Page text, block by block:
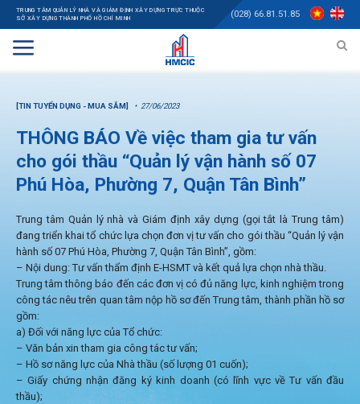
TRUNG TÂM QUẢN LÝ NHÀ VÀ GIÁM ĐỊNH XÂY DỰNG TRỰC THUỘC
SỞ XÂY DỰNG THÀNH PHỐ HỒ CHÍ MINH
(028) 66.81.51.85
[TIN TUYỂN DỤNG - MUA SẮM] 27/06/2023
THÔNG BÁO Về việc tham gia tư vấn
cho gói thầu “Quản lý vận hành số 07
Phú Hòa, Phường 7, Quận Tân Bình”
Trung tâm Quản lý nhà và Giám định xây dựng (gọi tắt là Trung tâm)
đang triển khai tổ chức lựa chọn đơn vị tư vấn cho gói thầu “Quản lý vận
hành số 07 Phú Hòa, Phường 7, Quận Tân Bình”, gồm:
– Nội dung: Tư vấn thẩm định E-HSMT và kết quả lựa chọn nhà thầu.
Trung tâm thông báo đến các đơn vị có đủ năng lực, kinh nghiệm trong
công tác nêu trên quan tâm nộp hồ sơ đến Trung tâm, thành phần hồ sơ
gồm:
a) Đối với năng lực của Tổ chức:
– Văn bản xin tham gia công tác tư vấn;
– Hồ sơ năng lực của Nhà thầu (số lượng 01 cuốn);
– Giấy chứng nhận đăng ký kinh doanh (có lĩnh vực về Tư vấn đầu
thầu);